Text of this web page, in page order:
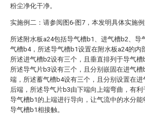
粉尘净化干净。
实施例二：请参阅图6-图7，本发明具体实施例
所述附水板a24包括导气槽b1、进气槽b2、导
气槽b4，所述导气槽b1设置在附水板a24的内
所述进气槽b2设有三个，且垂直排列于导气槽
所述导气片b3设有三个，且分别嵌固在进气
端，所述蓄气槽b4设有三个，且分别设置在进
后端，所述导气片b3由下端向上端弯曲，有利
导气槽b1的上端进行导向，让气流中的水分能
导气槽b1相接触。